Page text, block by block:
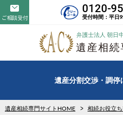
ご相談受付
0120-
受付時間：平日
遺産分割交渉・調停
遺産相続専門サイトHOME 相続お役立